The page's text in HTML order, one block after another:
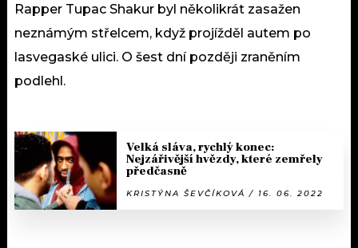
Rapper Tupac Shakur byl několikrát zasažen
neznámým střelcem, když projížděl autem po
lasvegaské ulici. O šest dní později zraněním
podlehl.
Velká sláva, rychlý konec:
Nejzářivější hvězdy, které zemřely
předčasně
KRISTÝNA ŠEVČÍKOVÁ / 16. 06. 2022